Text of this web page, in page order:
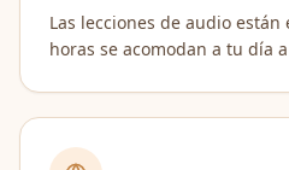
Las lecciones de audio están
horas se acomodan a tu día